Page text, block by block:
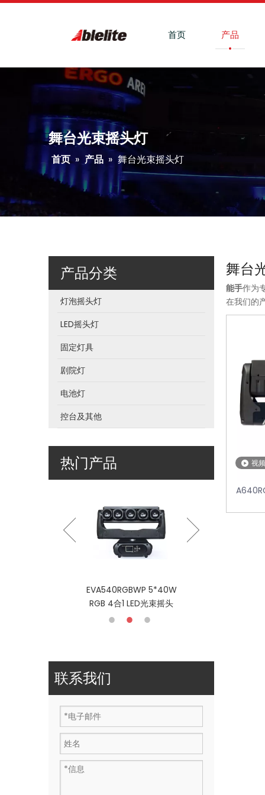
首页 产品
舞台光束摇头灯
首页 » 产品 » 舞台光束摇头灯
产品分类
灯泡摇头灯
LED摇头灯
固定灯具
剧院灯
电池灯
控台及其他
热门产品
ADA80S 80w 白光 LED 摇
头灯
BEAM620RGBW
联系我们
舞台
能手作为
在我们的
视频